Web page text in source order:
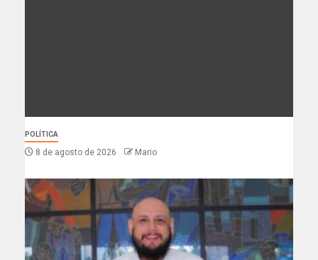
POLÍTICA
8 de agosto de 2026 Mario